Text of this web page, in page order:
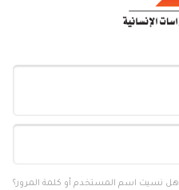
هل نسيت اسم المستخدم أو كلمة المرور؟